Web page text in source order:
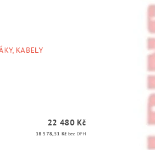
KABELY
22 480 Kč
18 578,51 Kč bez DPH